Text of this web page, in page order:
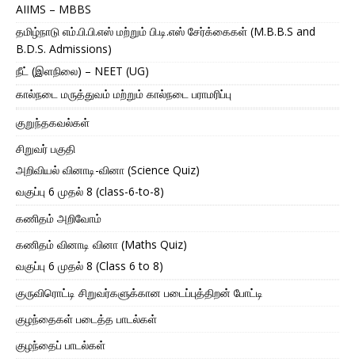
AIIMS – MBBS
தமிழ்நாடு எம்.பி.பி.எஸ் மற்றும் பி.டி.எஸ் சேர்க்கைகள் (M.B.B.S and
B.D.S. Admissions)
நீட் (இளநிலை) – NEET (UG)
கால்நடை மருத்துவம் மற்றும் கால்நடை பராமரிப்பு
குறுந்தகவல்கள்
சிறுவர் பகுதி
அறிவியல் வினாடி-வினா (Science Quiz)
வகுப்பு 6 முதல் 8 (class-6-to-8)
கணிதம் அறிவோம்
கணிதம் வினாடி வினா (Maths Quiz)
வகுப்பு 6 முதல் 8 (Class 6 to 8)
குருவிரொட்டி சிறுவர்களுக்கான படைப்புத்திறன் போட்டி
குழந்தைகள் படைத்த பாடல்கள்
குழந்தைப் பாடல்கள்